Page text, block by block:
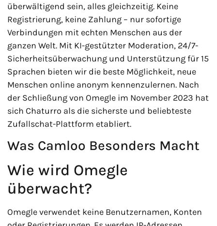
überwältigend sein, alles gleichzeitig. Keine
Registrierung, keine Zahlung – nur sofortige
Verbindungen mit echten Menschen aus der
ganzen Welt. Mit KI-gestützter Moderation, 24/7-
Sicherheitsüberwachung und Unterstützung für 15
Sprachen bieten wir die beste Möglichkeit, neue
Menschen online anonym kennenzulernen. Nach
der Schließung von Omegle im November 2023 hat
sich Chaturro als die sicherste und beliebteste
Zufallschat-Plattform etabliert.
Was Camloo Besonders Macht
Wie wird Omegle
überwacht?
Omegle verwendet keine Benutzernamen, Konten